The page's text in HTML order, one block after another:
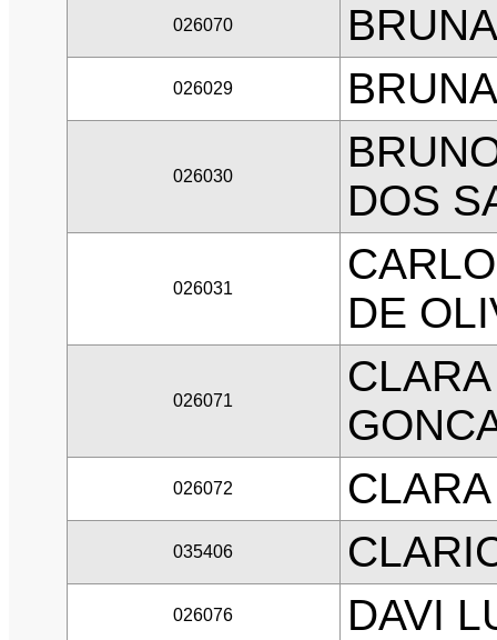
026070
026029
026030
DOS
026031
DE
026071
026072
035406
026076 DAVI